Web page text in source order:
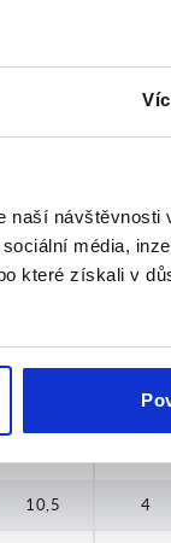
naší návštěvnosti
média,
které získali v
10,5
12,9 4,9
7,9
10,5 4